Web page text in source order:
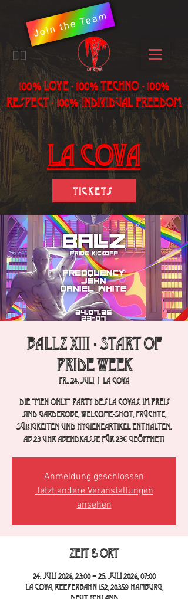
Join the Team
​🏳️‍🌈
100% LOVE - 100% Techno - 100%
Respect - 100% individual freedom
LA Cova
Tickets
BALLZ XIII - Start of
PRIDE WEEK
Fr., 24. Juli
  |
La Cova
Die "Men Only" Party des La Covas. Im Preis
sind Garderobe, Welcome-Shot, Früchte,
Süßigkeiten und Hygieneartikel enthalten.
Ab 23 Uhr Abendkasse für 23€ geöffnet!
Anmeldung geschlossen
Jetzt andere Veranstaltungen
ansehen
Zeit & Ort
24. Juli 2026, 23:00 – 25. Juli 2026, 07:00
La Cova, Reeperbahn 152, 20359 Hamburg,